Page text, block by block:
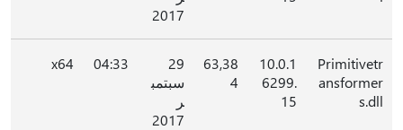
2017
Primitivetr
ansformer
s.dll
10.0.1
6299.
15
63,38
4
29
سبتمب
ر
2017
04:33
x64